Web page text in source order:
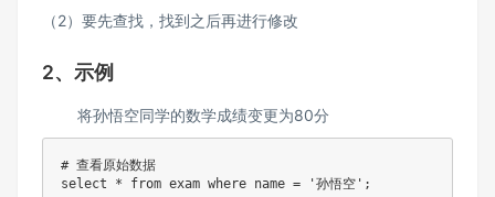
（2）要先查找，找到之后再进行修改
2、示例
将孙悟空同学的数学成绩变更为80分
# 查看原始数据
select * from exam where name = '孙悟空';